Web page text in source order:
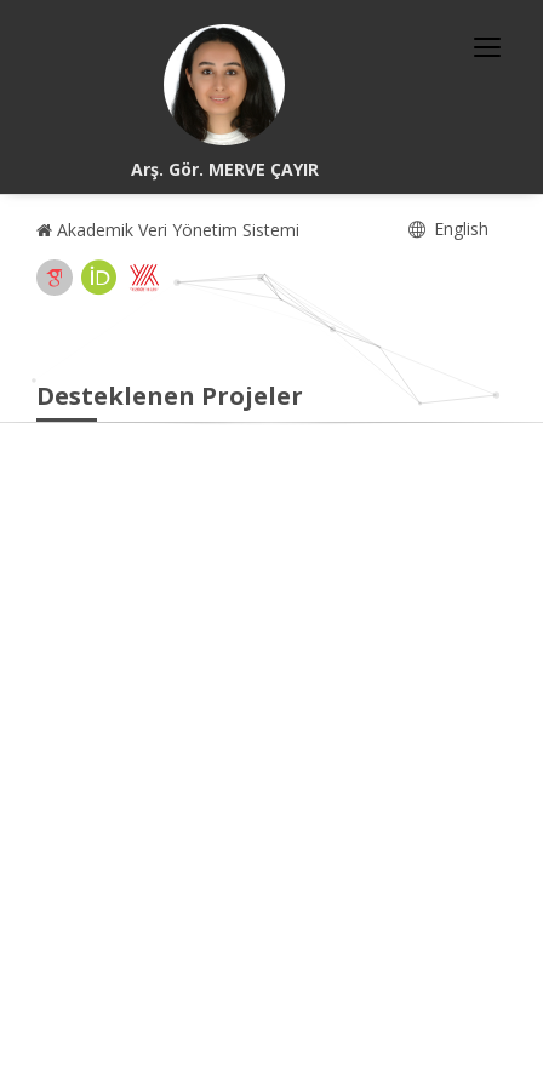
Arş. Gör. MERVE ÇAYIR
Akademik Veri Yönetim Sistemi English
Desteklenen Projeler